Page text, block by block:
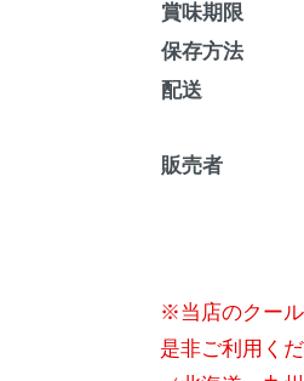
賞味期限
保存方法
配送
販売者
※当店のクール
是非ご利用くだ